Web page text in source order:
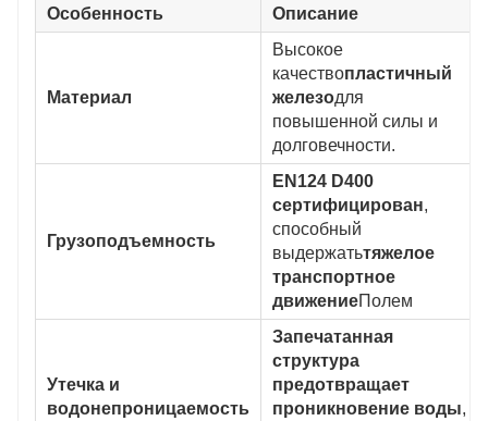
Особенность Описание
Материал
Высокое
качествопластичный
железодля
повышенной силы и
долговечности.
Грузоподъемность
EN124 D400
сертифицирован,
способный
выдержатьтяжелое
транспортное
движениеПолем
Утечка и
водонепроницаемость
Запечатанная
структура
предотвращает
проникновение воды,